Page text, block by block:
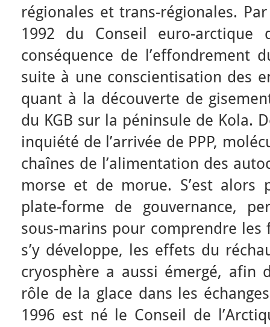
régionales et trans-régionales.
1992 du Conseil euro-
conséquence de l’effondrement
suite à une conscientisation des
quant à la découverte de
du KGB sur la péninsule de Kola.
inquiété de l’arrivée de PPP,
chaînes de l’alimentation des
morse et de morue. S’est alors
plate-forme de gouvernance,
sous-marins pour comprendre
s’y développe, les effets du
cryosphère a aussi émergé, afin
rôle de la glace dans les
1996 est né le Conseil de